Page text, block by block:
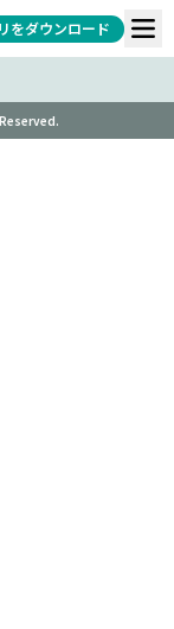
をダウンロード